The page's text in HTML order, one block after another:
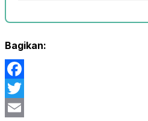
Bagikan:
Facebook
Twitter